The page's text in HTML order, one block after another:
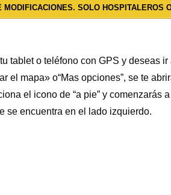
MODIFICACIONES. SOLO HOSPITALEROS
tablet o teléfono con GPS y deseas
el mapa» o“Mas opciones”, se te
el icono de “a pie” y
se encuentra en el lado izquierdo.